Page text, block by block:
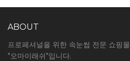
ABOUT
프로페셔널을 위한 속눈썹 전문 쇼핑몰
"오마이래쉬"입니다.